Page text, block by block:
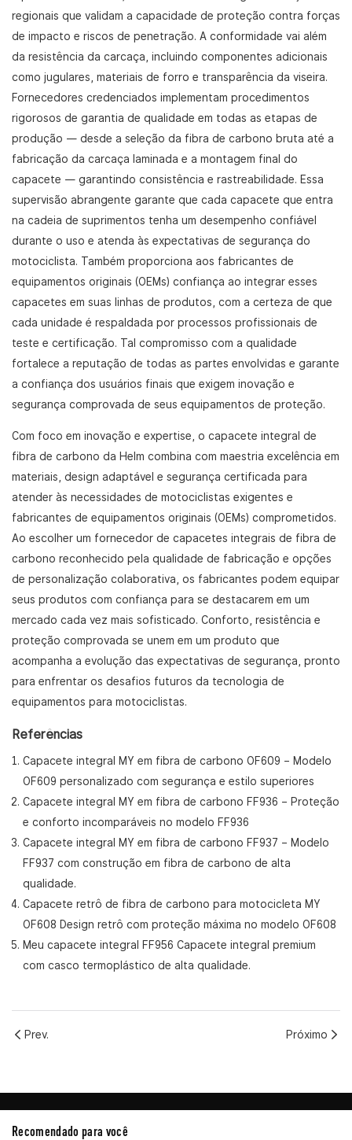
regionais que validam a capacidade de proteção contra forças
de impacto e riscos de penetração. A conformidade vai além
da resistência da carcaça, incluindo componentes adicionais
como jugulares, materiais de forro e transparência da viseira.
Fornecedores credenciados implementam procedimentos
rigorosos de garantia de qualidade em todas as etapas de
produção — desde a seleção da fibra de carbono bruta até a
fabricação da carcaça laminada e a montagem final do
capacete — garantindo consistência e rastreabilidade. Essa
supervisão abrangente garante que cada capacete que entra
na cadeia de suprimentos tenha um desempenho confiável
durante o uso e atenda às expectativas de segurança do
motociclista. Também proporciona aos fabricantes de
equipamentos originais (OEMs) confiança ao integrar esses
capacetes em suas linhas de produtos, com a certeza de que
cada unidade é respaldada por processos profissionais de
teste e certificação. Tal compromisso com a qualidade
fortalece a reputação de todas as partes envolvidas e garante
a confiança dos usuários finais que exigem inovação e
segurança comprovada de seus equipamentos de proteção.
Com foco em inovação e expertise, o capacete integral de
fibra de carbono da Helm combina com maestria excelência em
materiais, design adaptável e segurança certificada para
atender às necessidades de motociclistas exigentes e
fabricantes de equipamentos originais (OEMs) comprometidos.
Ao escolher um fornecedor de capacetes integrais de fibra de
carbono reconhecido pela qualidade de fabricação e opções
de personalização colaborativa, os fabricantes podem equipar
seus produtos com confiança para se destacarem em um
mercado cada vez mais sofisticado. Conforto, resistência e
proteção comprovada se unem em um produto que
acompanha a evolução das expectativas de segurança, pronto
para enfrentar os desafios futuros da tecnologia de
equipamentos para motociclistas.
Referências
Capacete integral MY em fibra de carbono OF609 – Modelo
OF609 personalizado com segurança e estilo superiores
Capacete integral MY em fibra de carbono FF936 – Proteção
e conforto incomparáveis ​​no modelo FF936
Capacete integral MY em fibra de carbono FF937 – Modelo
FF937 com construção em fibra de carbono de alta
qualidade.
Capacete retrô de fibra de carbono para motocicleta MY
OF608 Design retrô com proteção máxima no modelo OF608
Meu capacete integral FF956 Capacete integral premium
com casco termoplástico de alta qualidade.
Prev. Próximo
Recomendado para você